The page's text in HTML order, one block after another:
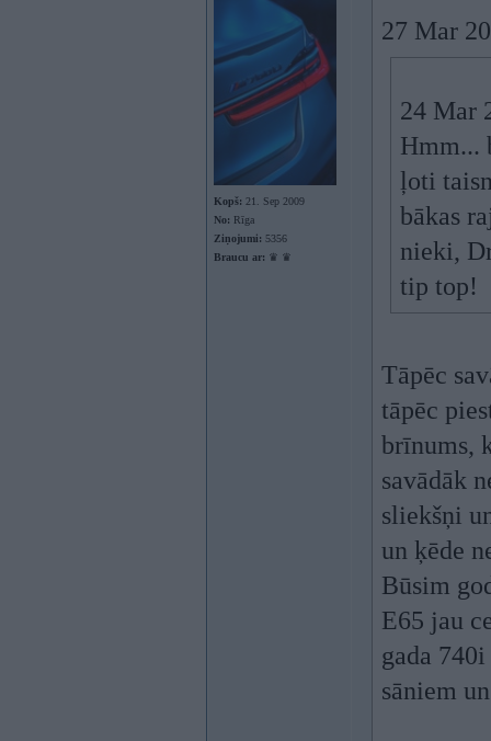
Kopš: 21. Sep 2009
No: Rīga
Ziņojumi: 5356
Braucu ar: ♛ ♛
27 Mar
24 Mar
Hmm...
ļoti
bākas
nieki,
tip top!
Tāpēc
tāpēc
brīnums,
savādāk
sliekšņi
un ķēde
Būsim
E65 jau
gada
sāniem